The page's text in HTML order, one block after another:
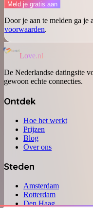
Meld je gratis aan
Door je aan te melden ga je
voorwaarden.
Love.nl
De Nederlandse datingsite
gewoon echte connecties.
Ontdek
Hoe het werkt
Prijzen
Blog
Over ons
Steden
Amsterdam
Rotterdam
Den Haag